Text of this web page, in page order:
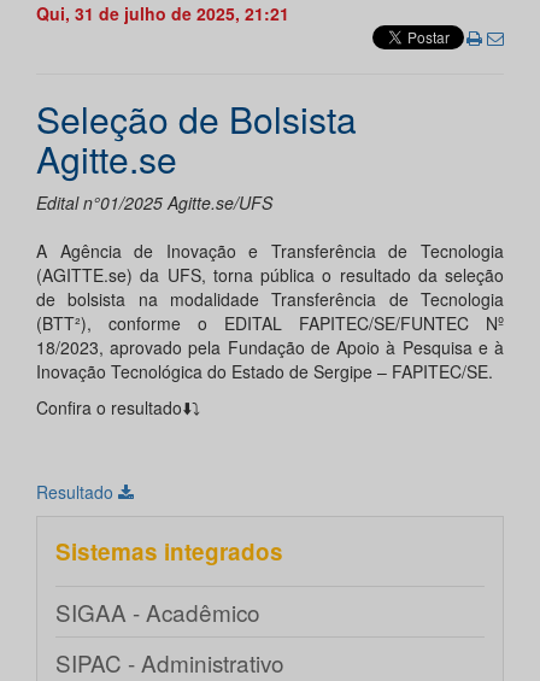
Qui, 31 de julho de 2025, 21:21
Seleção de Bolsista
Agitte.se
Edital n°01/2025 Agitte.se/UFS
A Agência de Inovação e Transferência de Tecnologia
(AGITTE.se) da UFS, torna pública o resultado da seleção
de bolsista na modalidade Transferência de Tecnologia
(BTT²), conforme o EDITAL FAPITEC/SE/FUNTEC Nº
18/2023, aprovado pela Fundação de Apoio à Pesquisa e à
Inovação Tecnológica do Estado de Sergipe – FAPITEC/SE.
Confira o resultado⬇️⤵️
Resultado
Sistemas integrados
SIGAA - Acadêmico
SIPAC - Administrativo